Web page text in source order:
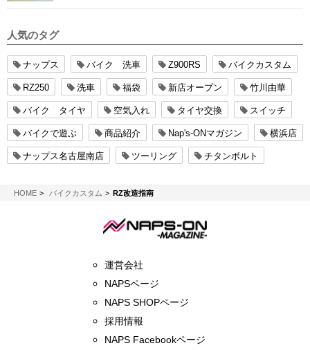
人気のタグ
ナップス バイク 洗車 Z900RS バイクカスタム
RZ250 洗車 福袋 新店オープン 竹川由華
バイク タイヤ 空気入れ タイヤ交換 スイッチ
バイクで遊ぶ 商品紹介 Nap's-ONマガジン 横浜店
ナップス名古屋南店 ツーリング チタンボルト
HOMENAPS-ON マガジン
バイクカスタム RZ改造指南
運営会社
NAPSページ
NAPS SHOPページ
採用情報
NAPS Facebookページ